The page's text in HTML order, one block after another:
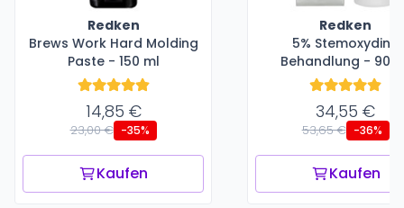
Redken
Brews Work Hard Molding
Paste - 150 ml
14,85 €
23,00 € -35%
Kaufen
Redken
5% Stemoxydine
Behandlung - 90
34,55 €
53,65 € -36%
Kaufen